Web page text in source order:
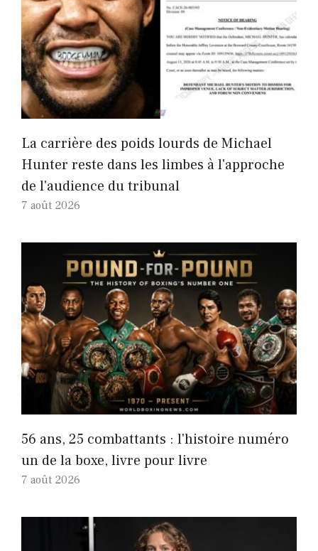
La carrière des poids lourds de Michael
Hunter reste dans les limbes à l'approche
de l'audience du tribunal
7 août 2026
56 ans, 25 combattants : l'histoire numéro
un de la boxe, livre pour livre
7 août 2026